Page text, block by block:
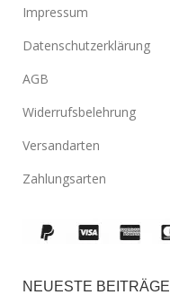
Impressum
Datenschutzerklärung
AGB
Widerrufsbelehrung
Versandarten
Zahlungsarten
NEUESTE BEITRÄGE